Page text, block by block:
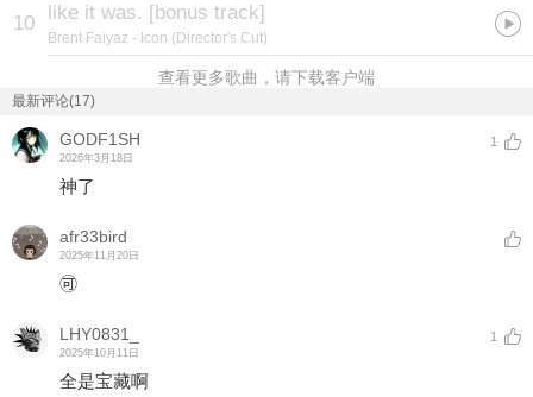
10 like it was. [bonus track]
Brent Faiyaz - Icon (Director's Cut)
查看更多歌曲，请下载客户端
最新评论(17)
GODF1SH
2026年3月18日
1
神了
afr33bird
2025年11月20日
🉑
LHY0831_
2025年10月11日
1
全是宝藏啊